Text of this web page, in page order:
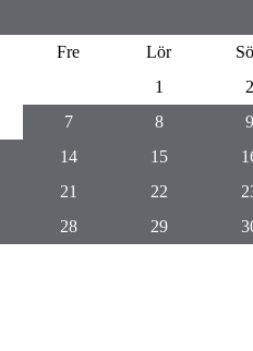
Fre Lör
1
2
7 8
9
14 15
21 22
28 29